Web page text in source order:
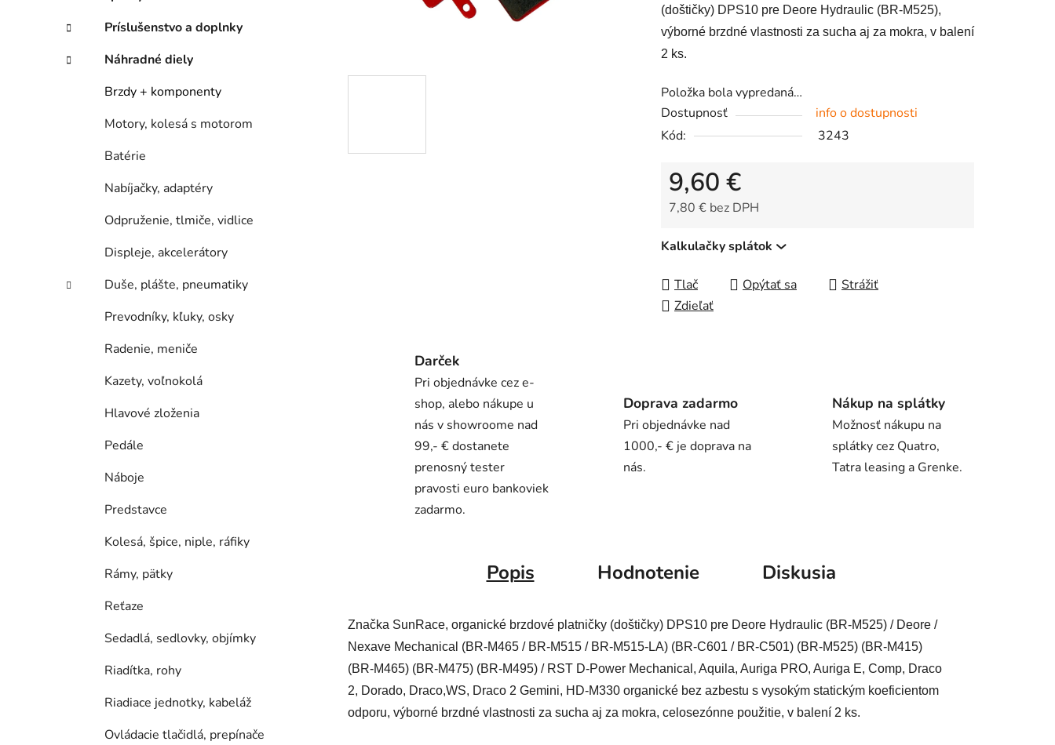
l
Príslušenstvo a doplnky
Náhradné diely
Brzdy + komponenty
Motory, kolesá s motorom
Batérie
Nabíjačky, adaptéry
Odpruženie, tlmiče, vidlice
Displeje, akcelerátory
Duše, plášte, pneumatiky
Prevodníky, kľuky, osky
Radenie, meniče
Kazety, voľnokolá
Hlavové zloženia
Pedále
Náboje
Predstavce
Kolesá, špice, niple, ráfiky
Rámy, pätky
Reťaze
Sedadlá, sedlovky, objímky
Riadítka, rohy
Riadiace jednotky, kabeláž
Ovládacie tlačidlá, prepínače
je
0,0
z
hviezdičiek.
(doštičky) DPS10 pre Deore Hydraulic (BR-M525),
výborné brzdné vlastnosti za sucha aj za mokra, v balení
2 ks.
Položka bola vypredaná…
Dostupnosť
info o dostupnosti
Kód:
3243
9,60 €
7,80 € bez DPH
Kalkulačky splátok
Tlač Opýtať sa
Strážiť
Zdieľať
Darček
Pri objednávke cez e-
shop, alebo nákupe u
nás v showroome nad
99,- € dostanete
prenosný tester
pravosti euro bankoviek
zadarmo.
Doprava zadarmo
Pri objednávke nad
1000,- € je doprava na
nás.
Nákup na splátky
Možnosť nákupu na
splátky cez Quatro,
Tatra leasing a Grenke.
Popis Hodnotenie Diskusia
Značka SunRace, organické brzdové platničky (doštičky) DPS10 pre Deore Hydraulic (BR-M525) / Deore /
Nexave Mechanical (BR-M465 / BR-M515 / BR-M515-LA) (BR-C601 / BR-C501) (BR-M525) (BR-M415)
(BR-M465) (BR-M475) (BR-M495) / RST D-Power Mechanical, Aquila, Auriga PRO, Auriga E, Comp, Draco
2, Dorado, Draco,WS, Draco 2 Gemini, HD-M330 organické bez azbestu s vysokým statickým koeficientom
odporu, výborné brzdné vlastnosti za sucha aj za mokra, celosezónne použitie, v balení 2 ks.